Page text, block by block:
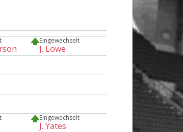
Eingewechselt
J. Lowe
Eingewechselt
J. Yates